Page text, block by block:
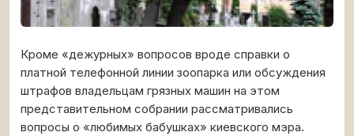
Кроме «дежурных» вопросов вроде справки о
платной телефонной линии зоопарка или обсуждения
штрафов владельцам грязных машин на этом
представительном собрании рассматривались
вопросы о «любимых бабушках» киевского мэра.